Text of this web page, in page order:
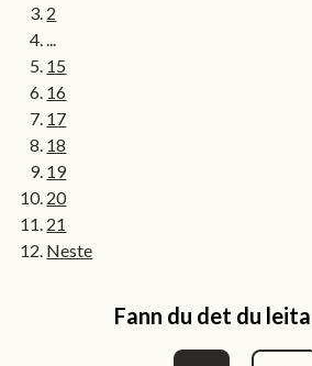
2
15
16
17
18
19
20
21
Neste
Fann du det du